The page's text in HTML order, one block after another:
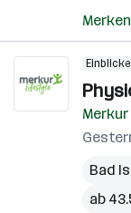
Merken
Einblicke
Bad
ab